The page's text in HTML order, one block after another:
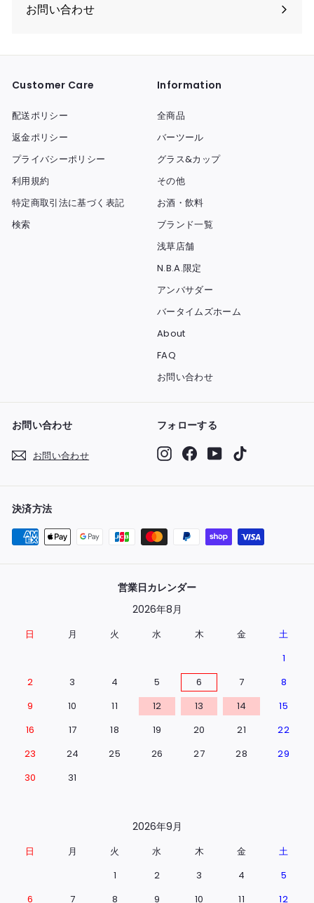
お問い合わせ
Customer Care
配送ポリシー
返金ポリシー
プライバシーポリシー
利用規約
特定商取引法に基づく表記
検索
Information
全商品
バーツール
グラス&カップ
その他
お酒・飲料
ブランド一覧
浅草店舗
N.B.A.限定
アンバサダー
バータイムズホーム
About
FAQ
お問い合わせ
お問い合わせ
お問い合わせ
フォローする
InstagramFacebook
YouTube
決済方法
営業日カレンダー
2026年8月
日 月 火 水 木 金
土
1
2
3 4 5 6 7
8
9
10 11 12 13 14
15
16
17 18 19 20 21
22
23
24 25 26 27 28
29
30
31
2026年9月
日 月 火 水 木 金
土
1
2 3 4
5
6
7 8 9 10 11 12